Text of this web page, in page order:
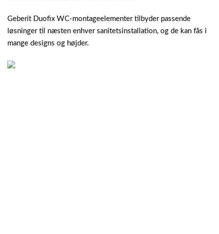
Geberit Duofix WC-montageelementer tilbyder passende
løsninger til næsten enhver sanitetsinstallation, og de kan fås i
mange designs og højder.